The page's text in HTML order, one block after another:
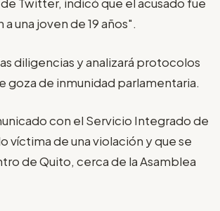
una joven de 19 años".
diligencias y analizará protocolos
goza de inmunidad parlamentaria.
con el Servicio Integrado de
víctima de una violación y que se
de Quito, cerca de la Asamblea